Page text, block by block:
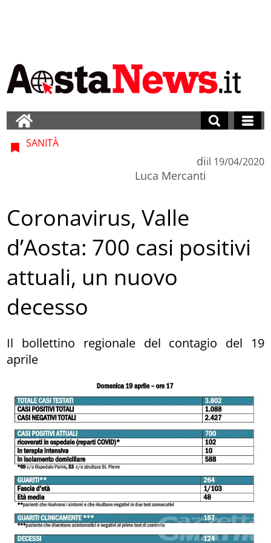
SANITÀ
di
Luca Mercanti
il 19/04/2020
Coronavirus, Valle
d’Aosta: 700 casi positivi
attuali, un nuovo
decesso
Il bollettino regionale del contagio del 19
aprile